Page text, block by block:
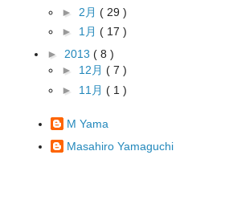
► 2月 ( 29 )
► 1月 ( 17 )
► 2013 ( 8 )
► 12月 ( 7 )
► 11月 ( 1 )
M Yama
Masahiro Yamaguchi